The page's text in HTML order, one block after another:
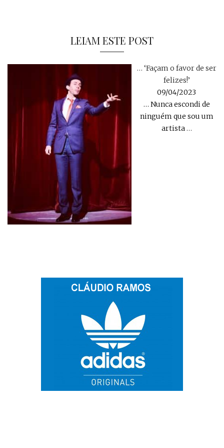
LEIAM ESTE POST
… ‘Façam o favor de ser
felizes!’
09/04/2023
… Nunca escondi de
ninguém que sou um
artista…